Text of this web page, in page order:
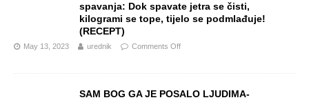
spavanja: Dok spavate jetra se čisti,
kilogrami se tope, tijelo se podmlađuje!
(RECEPT)
May 13, 2023 urednik Comments Off
SAM BOG GA JE POSALO LJUDIMA-